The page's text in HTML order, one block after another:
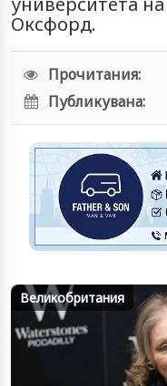
Оксфорд.
Прочитания:
Публикувана:
Великобритания